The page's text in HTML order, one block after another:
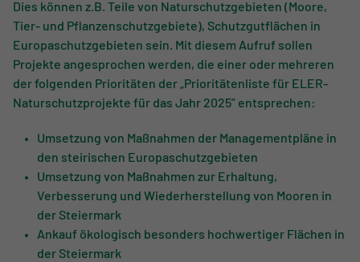
Dies können z.B. Teile von Naturschutzgebieten (Moore,
Tier- und Pflanzenschutzgebiete), Schutzgutflächen in
Europaschutzgebieten sein. Mit diesem Aufruf sollen
Projekte angesprochen werden, die einer oder mehreren
der folgenden Prioritäten der „Prioritätenliste für ELER-
Naturschutzprojekte für das Jahr 2025” entsprechen:
Umsetzung von Maßnahmen der Managementpläne in
den steirischen Europaschutzgebieten
Umsetzung von Maßnahmen zur Erhaltung,
Verbesserung und Wiederherstellung von Mooren in
der Steiermark
Ankauf ökologisch besonders hochwertiger Flächen in
der Steiermark